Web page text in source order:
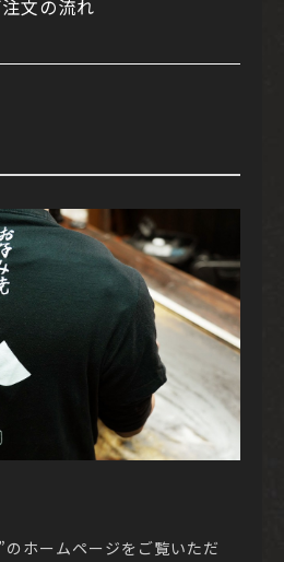
注文の流れ
ホームページをご覧いただ